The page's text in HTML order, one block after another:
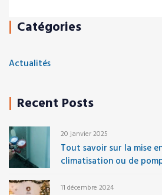
Catégories
Actualités
Recent Posts
20 janvier 2025
Tout savoir sur la mise
climatisation ou de
11 décembre 2024